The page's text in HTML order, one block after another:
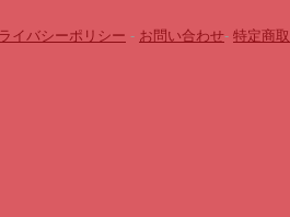
イバシーポリシー - お問い合わせ- 特定商